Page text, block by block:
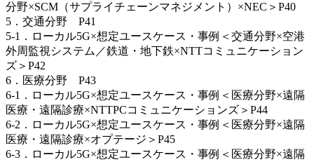
分野×SCM（サプライチェーンマネジメント）×NEC＞P40
5．交通分野 P41
5-1．ローカル5G×想定ユースケース・事例＜交通分野×空港
外周監視システム／鉄道・地下鉄×NTTコミュニケーション
ズ＞P42
6．医療分野 P43
6-1．ローカル5G×想定ユースケース・事例＜医療分野×遠隔
医療・遠隔診療×NTTPCコミュニケーションズ＞P44
6-2．ローカル5G×想定ユースケース・事例＜医療分野×遠隔
医療・遠隔診療×オプテージ＞P45
6-3．ローカル5G×想定ユースケース・事例＜医療分野×遠隔